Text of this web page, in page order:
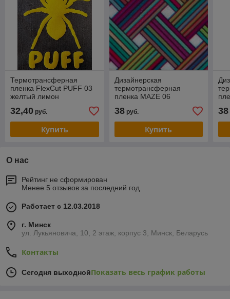
Термотрансферная
пленка FlexCut PUFF 03
желтый лимон
(полиуретановая основа),
SEF Франция
32,40 руб.
Купить
Дизайнерская
термотрансферная
пленка MAZE 06
(полиуретановая основа),
SEF Франция
38руб.
Купить
38
О нас
Рейтинг не сформирован
Менее 5 отзывов за последний год
Работает с 12.03.2018
г. Минск
ул. Лукьяновича, 10, 2 этаж, корпус 3, Минск, Беларусь
Контакты
Сегодня выходнойПоказать весь график работы